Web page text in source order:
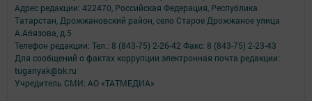
Адрес редакции: 422470, Российская Федерация, Республика
Татарстан, Дрожжановский район, село Старое Дрожжаное улица
А.Абязова, д.5
Телефон редакции: Тел.: 8 (843-75) 2-26-42 Факс: 8 (843-75) 2-23-43
Для сообщений о фактах коррупции электронная почта редакции:
tuganyak@bk.ru
Учредитель СМИ: АО «ТАТМЕДИА»